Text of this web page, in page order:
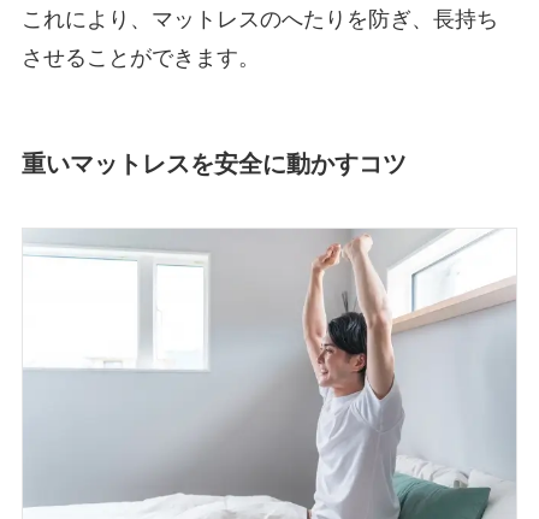
これにより、マットレスのへたりを防ぎ、長持ち
させることができます。
重いマットレスを安全に動かすコツ